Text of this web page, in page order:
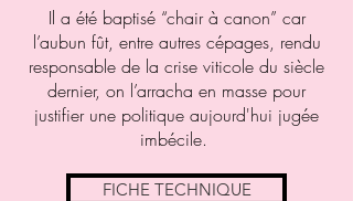
Il a été baptisé “chair à canon” car
l’aubun fût, entre autres cépages, rendu
responsable de la crise viticole du siècle
dernier, on l’arracha en masse pour
justifier une politique aujourd'hui jugée
imbécile.
FICHE TECHNIQUE